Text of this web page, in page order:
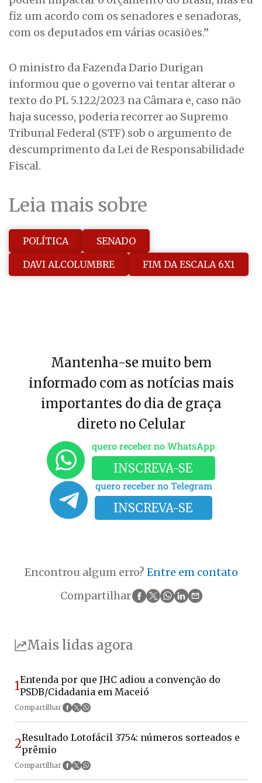
fiz um acordo com os senadores e senadoras,
com os deputados em várias ocasiões.”
O ministro da Fazenda Dario Durigan
informou que o governo vai tentar alterar o
texto do PL 5.122/2023 na Câmara e, caso não
haja sucesso, poderia recorrer ao Supremo
Tribunal Federal (STF) sob o argumento de
descumprimento da Lei de Responsabilidade
Fiscal.
Leia mais sobre
POLÍTICA
SENADO
DAVI ALCOLUMBRE
FIM DA ESCALA 6X1
Mantenha-se muito bem
informado com as notícias mais
importantes do dia de graça
direto no Celular
quero receber no WhatsApp
INSCREVA-SE
quero receber no Telegram
INSCREVA-SE
Encontrou algum erro? Entre em contato
Compartilhar
Mais lidas agora
1Entenda por que JHC adiou a convenção do
PSDB/Cidadania em Maceió
Compartilhar
2Resultado Lotofácil 3754: números sorteados e
prêmio
Compartilhar